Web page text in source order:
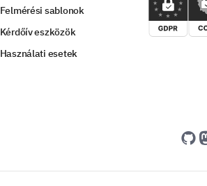
Felmérési sablonok
Kérdőív eszközök
Használati esetek